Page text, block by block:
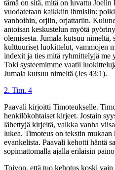
tämä on sitä, mitä on luvattu
vuodatetaan kaikkiin ihmisiin:
vanhoihin, orjiin, orjattariin.
antoisan keskustelun myötä
olemisesta. Jumala kutsuu
kulttuuriset luokittelut, vammojen
indexit ja ties mitä ryhmittelyjä me
Toki systeemimme vaatii
Jumala kutsuu nimeltä (Jes 43:1).
2. Tim. 4
Paavali kirjoitti Timoteukselle.
henkilökohtaiset kirjeet. Jostain
lähettyjä kirjeitä, vaikka vanha
lukea. Timoteus on tekstin mukaan
evankelista. Paavali kehotti häntä
sopimattomalla ajalla erilaisin
Toivon, että tuo kehotus koski